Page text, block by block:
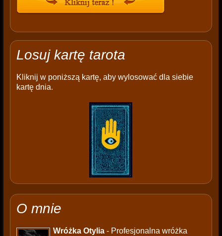
Losuj kartę tarota
Kliknij w poniższą kartę, aby wylosować dla siebie
kartę dnia.
O mnie
Wróżka Otylia- Profesjonalna wróżka